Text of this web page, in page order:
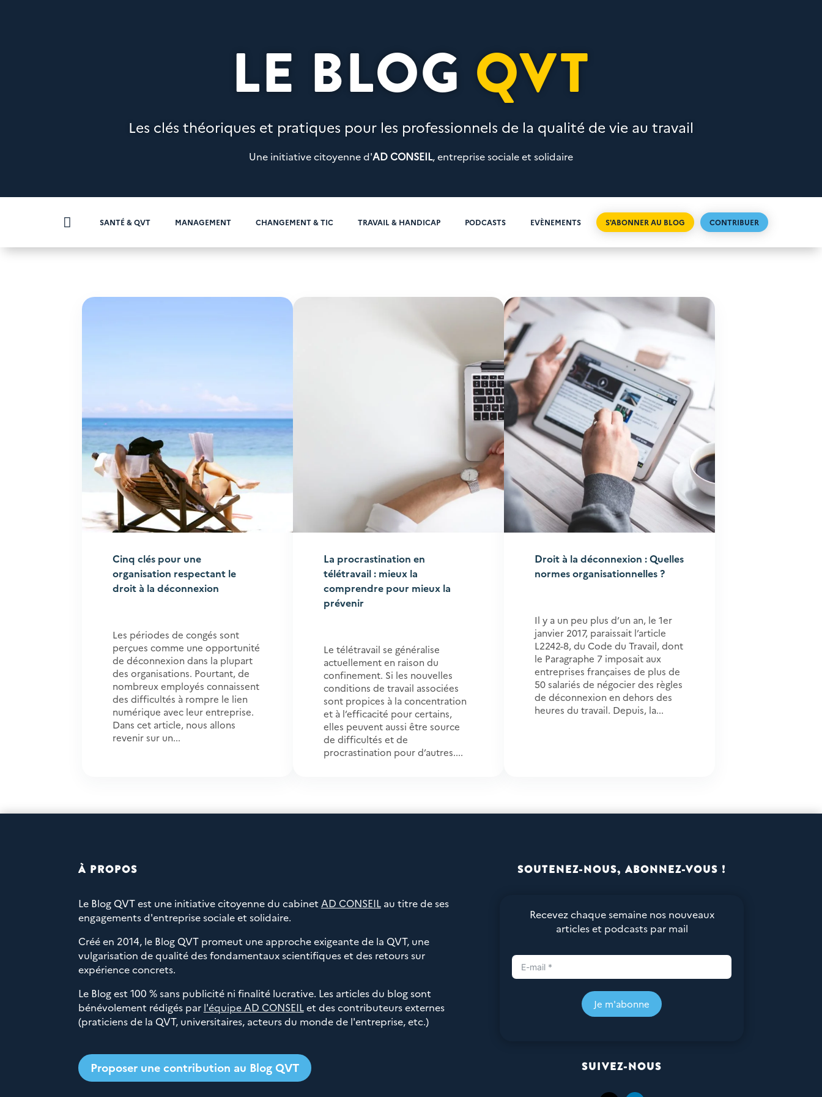
LE BLOG QVT
Les clés théoriques et pratiques pour les professionnels de la qualité de vie au travail
Une initiative citoyenne d'AD CONSEIL, entreprise sociale et solidaire
 SANTÉ & QVT MANAGEMENT CHANGEMENT & TIC TRAVAIL & HANDICAP PODCASTS EVÈNEMENTS S'ABONNER AU BLOG CONTRIBUER
Cinq clés pour une
organisation respectant le
droit à la déconnexion
Les périodes de congés sont
perçues comme une opportunité
de déconnexion dans la plupart
des organisations. Pourtant, de
nombreux employés connaissent
des difficultés à rompre le lien
numérique avec leur entreprise.
Dans cet article, nous allons
revenir sur un...
La procrastination en
télétravail : mieux la
comprendre pour mieux la
prévenir
Le télétravail se généralise
actuellement en raison du
confinement. Si les nouvelles
conditions de travail associées
sont propices à la concentration
et à l’efficacité pour certains,
elles peuvent aussi être source
de difficultés et de
procrastination pour d’autres....
Droit à la déconnexion : Quelles
normes organisationnelles ?
Il y a un peu plus d’un an, le 1er
janvier 2017, paraissait l’article
L2242-8, du Code du Travail, dont
le Paragraphe 7 imposait aux
entreprises françaises de plus de
50 salariés de négocier des règles
de déconnexion en dehors des
heures du travail. Depuis, la...
À PROPOS
Le Blog QVT est une initiative citoyenne du cabinet AD CONSEILau titre de ses
engagements d'entreprise sociale et solidaire.
Créé en 2014, le Blog QVT promeut une approche exigeante de la QVT, une
vulgarisation de qualité des fondamentaux scientifiques et des retours sur
expérience concrets.
Le Blog est 100 % sans publicité ni finalité lucrative. Les articles du blog sont
bénévolement rédigés par l'équipe AD CONSEILet des contributeurs externes
(praticiens de la QVT, universitaires, acteurs du monde de l'entreprise, etc.)
Proposer une contribution au Blog QVT
SOUTENEZ-NOUS, ABONNEZ-VOUS !
Recevez chaque semaine nos nouveaux
articles et podcasts par mail
Je m'abonne
SUIVEZ-NOUS